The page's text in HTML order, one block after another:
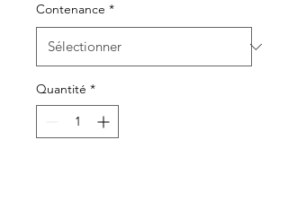
Contenance *
Quantité *